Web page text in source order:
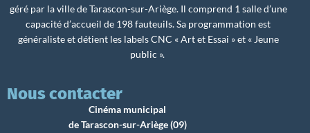
géré par la ville de Tarascon-sur-Ariège. Il comprend 1 salle d’une
capacité d’accueil de 198 fauteuils. Sa programmation est
généraliste et détient les labels CNC « Art et Essai » et « Jeune
public ».
Nous contacter
Cinéma municipal
de Tarascon-sur-Ariège (09)